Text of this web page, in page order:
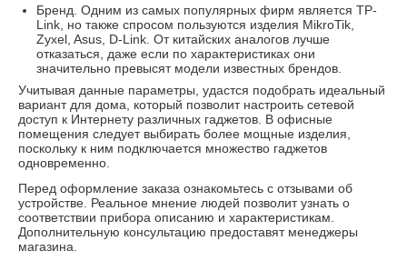
Бренд. Одним из самых популярных фирм является TP-
Link, но также спросом пользуются изделия MikroTik,
Zyxel, Asus, D-Link. От китайских аналогов лучше
отказаться, даже если по характеристиках они
значительно превысят модели известных брендов.
Учитывая данные параметры, удастся подобрать идеальный
вариант для дома, который позволит настроить сетевой
доступ к Интернету различных гаджетов. В офисные
помещения следует выбирать более мощные изделия,
поскольку к ним подключается множество гаджетов
одновременно.
Перед оформление заказа ознакомьтесь с отзывами об
устройстве. Реальное мнение людей позволит узнать о
соответствии прибора описанию и характеристикам.
Дополнительную консультацию предоставят менеджеры
магазина.